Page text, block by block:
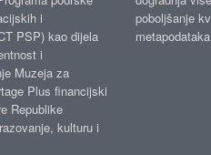
i
PSP) kao dijela
i
Muzeja za
Plus financijski
Republike
kulturu i
poboljšanje